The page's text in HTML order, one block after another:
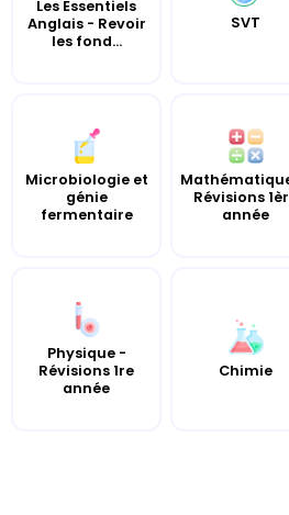
Les Essentiels
Anglais - Revoir
les fond...
SVT
Microbiologie et
génie
fermentaire
Révisions
année
Physique -
Révisions 1re
année
Chimie